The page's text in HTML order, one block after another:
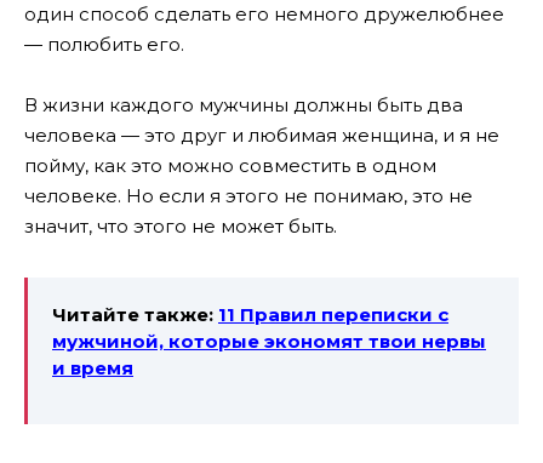
один способ сделать его немного дружелюбнее
— полюбить его.
В жизни каждого мужчины должны быть два
человека — это друг и любимая женщина, и я не
пойму, как это можно совместить в одном
человеке. Но если я этого не понимаю, это не
значит, что этого не может быть.
Читайте также: 11 Правил переписки с
мужчиной, которые экономят твои нервы
и время